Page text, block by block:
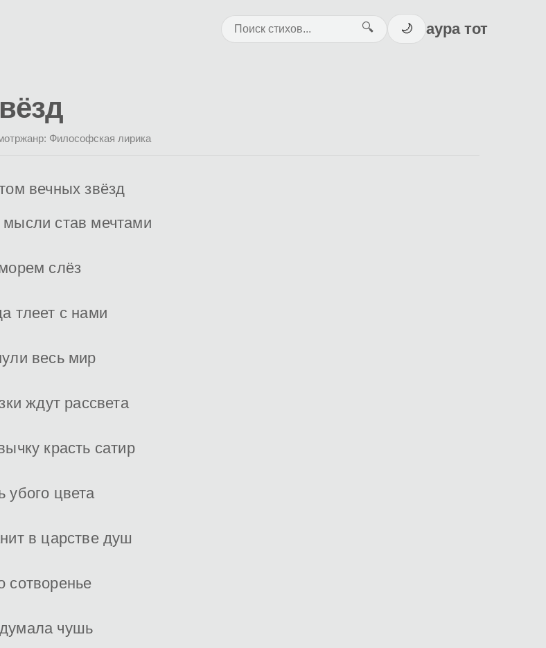
🔍 🌙 аура тот
жанр: Философская лирика
вечных звёзд
став мечтами
слёз
тлеет с нами
весь мир
ждут рассвета
красть сатир
убого цвета
в царстве душ
сотворенье
чушь